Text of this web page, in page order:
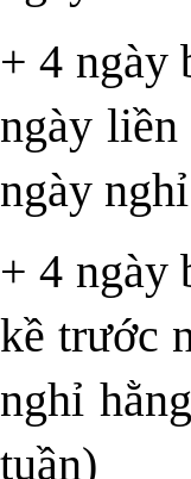
+ 4 ngày
ngày
ngày
+ 4 ngày
kề trước
nghỉ
tuần)